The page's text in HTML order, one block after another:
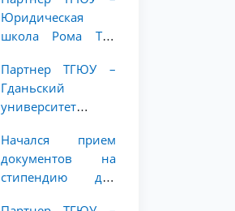
курсов ТГЮУ
программу
академической
студентов 2–3
курсов
Юридическая
школа Рома Тре
программе
академической
мобильности для
курсов
Партнер ТГЮУ –
Гданьский
университет
программу
академической
мобильности для
Начался прием
документов на
стипендию для